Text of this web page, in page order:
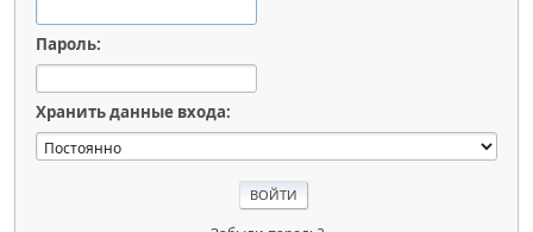
Пароль:
Хранить данные входа: